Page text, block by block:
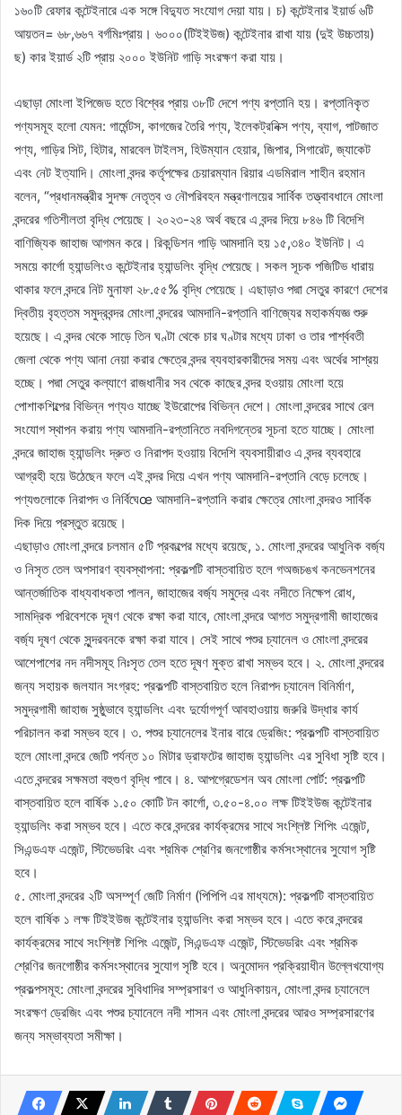
১৬০টি রেফার কন্টেইনারে এক সঙ্গে বিদ্যুত সংযোগ দেয়া যায়। চ) কন্টেইনার ইয়ার্ড ৬টি
আয়তন= ৬৮,৬৬৭ বর্গমিঃপ্রায়। ৬০০০(টিইইউজ) কন্টেইনার রাখা যায় (দুই উচ্চতায়)
ছ) কার ইয়ার্ড ২টি প্রায় ২০০০ ইউনিট গাড়ি সংরক্ষণ করা যায়।
এছাড়া মোংলা ইপিজেড হতে বিশ্বের প্রায় ৩৮টি দেশে পণ্য রপ্তানি হয়। রপ্তানিকৃত
পণ্যসমূহ হলো যেমন: গার্মেন্টস, কাগজের তৈরি পণ্য, ইলেকট্রনিক্স পণ্য, ব্যাগ, পাটজাত
পণ্য, গাড়ির সিট, হিটার, মারবেল টাইলস, হিউম্যান হেয়ার, জিপার, সিগারেট, জ্যাকেট
এবং নেট ইত্যাদি। মোংলা বন্দর কর্তৃপক্ষের চেয়ারম্যান রিয়ার এডমিরাল শাহীন রহমান
বলেন, “প্রধানমন্ত্রীর সুদক্ষ নেতৃত্ব ও নৌপরিবহন মন্ত্রণালয়ের সার্বিক তত্ত্বাবধানে মোংলা
বন্দরের গতিশীলতা বৃদ্ধি পেয়েছে। ২০২৩-২৪ অর্থ বছরে এ বন্দর দিয়ে ৮৪৬ টি বিদেশি
বাণিজ্যিক জাহাজ আগমন করে। রিকন্ডিশন গাড়ি আমদানি হয় ১৫,৩৪০ ইউনিট। এ
সময়ে কার্গো হ্যান্ডলিংও কন্টেইনার হ্যান্ডলিং বৃদ্ধি পেয়েছে। সকল সূচক পজিটিভ ধারায়
থাকার ফলে বন্দরে নিট মুনাফা ২৮.৫৫% বৃদ্ধি পেয়েছে। এছাড়াও পদ্মা সেতুর কারণে দেশের
দ্বিতীয় বৃহত্তম সমুদ্রবন্দর মোংলা বন্দরের আমদানি-রপ্তানি বাণিজ্যের মহাকর্মযজ্ঞ শুরু
হয়েছে। এ বন্দর থেকে সাড়ে তিন ঘণ্টা থেকে চার ঘণ্টার মধ্যে ঢাকা ও তার পার্শ্ববতী
জেলা থেকে পণ্য আনা নেয়া করার ক্ষেত্রে বন্দর ব্যবহারকারীদের সময় এবং অর্থের সাশ্রয়
হচ্ছে। পদ্মা সেতুর কল্যাণে রাজধানীর সব থেকে কাছের বন্দর হওয়ায় মোংলা হয়ে
পোশাকশিল্পের বিভিন্ন পণ্যও যাচ্ছে ইউরোপের বিভিন্ন দেশে। মোংলা বন্দরের সাথে রেল
সংযোগ স্থাপন করায় পণ্য আমদানি-রপ্তানিতে নবদিগন্তের সূচনা হতে যাচ্ছে। মোংলা
বন্দরে জাহাজ হ্যান্ডলিং দ্রুত ও নিরাপদ হওয়ায় বিদেশি ব্যবসায়ীরাও এ বন্দর ব্যবহারে
আগ্রহী হয়ে উঠেছেন ফলে এই বন্দর দিয়ে এখন পণ্য আমদানি-রপ্তানি বেড়ে চলেছে।
পণ্যগুলোকে নিরাপদ ও নির্বিঘেœ আমদানি-রপ্তানি করার ক্ষেত্রে মোংলা বন্দরও সার্বিক
দিক দিয়ে প্রস্তুত রয়েছে।
এছাড়াও মোংলা বন্দরে চলমান ৫টি প্রকল্পের মধ্যে রয়েছে, ১. মোংলা বন্দরের আধুনিক বর্জ্য
ও নিসৃত তেল অপসারণ ব্যবস্থাপনা: প্রকল্পটি বাস্তবায়িত হলে গঅজচঙখ কনভেনশনের
আন্তর্জাতিক বাধ্যবাধকতা পালন, জাহাজের বর্জ্য সমুদ্রে এবং নদীতে নিক্ষেপ রোধ,
সামদ্রিক পরিবেশকে দূষণ থেকে রক্ষা করা যাবে, মোংলা বন্দরে আগত সমুদ্রগামী জাহাজের
বর্জ্য দূষণ থেকে সুন্দরবনকে রক্ষা করা যাবে। সেই সাথে পশুর চ্যানেল ও মোংলা বন্দরের
আশেপাশের নদ নদীসমূহ নিঃসৃত তেল হতে দূষণ মুক্ত রাখা সম্ভব হবে। ২. মোংলা বন্দরের
জন্য সহায়ক জলযান সংগ্রহ: প্রকল্পটি বাস্তবায়িত হলে নিরাপদ চ্যানেল বিনির্মাণ,
সমুদ্রগামী জাহাজ সুষ্ঠুভাবে হ্যান্ডলিং এবং দুর্যোগপূর্ণ আবহাওয়ায় জরুরি উদ্ধার কার্য
পরিচালন করা সম্ভব হবে। ৩. পশুর চ্যানেলের ইনার বারে ড্রেজিং: প্রকল্পটি বাস্তবায়িত
হলে মোংলা বন্দরে জেটি পর্যন্ত ১০ মিটার ড্রাফটের জাহাজ হ্যান্ডলিং এর সুবিধা সৃষ্টি হবে।
এতে বন্দরের সক্ষমতা বহুগুণ বৃদ্ধি পাবে। ৪. আপগ্রেডেশন অব মোংলা পোর্ট: প্রকল্পটি
বাস্তবায়িত হলে বার্ষিক ১.৫০ কোটি টন কার্গো, ৩.৫০-৪.০০ লক্ষ টিইইউজ কন্টেইনার
হ্যান্ডলিং করা সম্ভব হবে। এতে করে বন্দরের কার্যক্রমের সাথে সংশ্লিষ্ট শিপিং এজেন্ট,
সিএন্ডএফ এজেন্ট, স্টিভেডরিং এবং শ্রমিক শ্রেণির জনগোষ্ঠীর কর্মসংস্থানের সুযোগ সৃষ্টি
হবে।
৫. মোংলা বন্দরের ২টি অসম্পূর্ণ জেটি নির্মাণ (পিপিপি এর মাধ্যমে): প্রকল্পটি বাস্তবায়িত
হলে বার্ষিক ১ লক্ষ টিইইউজ কন্টেইনার হ্যান্ডলিং করা সম্ভব হবে। এতে করে বন্দরের
কার্যক্রমের সাথে সংশ্লিষ্ট শিপিং এজেন্ট, সিএন্ডএফ এজেন্ট, স্টিভেডরিং এবং শ্রমিক
শ্রেণির জনগোষ্ঠীর কর্মসংস্থানের সুযোগ সৃষ্টি হবে। অনুমোদন প্রক্রিয়াধীন উল্লেখযোগ্য
প্রকল্পসমূহ: মোংলা বন্দরের সুবিধাদির সম্প্রসারণ ও আধুনিকায়ন, মোংলা বন্দর চ্যানেলে
সংরক্ষণ ড্রেজিং এবং পশুর চ্যানেলে নদী শাসন এবং মোংলা বন্দরের আরও সম্প্রসারণের
জন্য সম্ভাব্যতা সমীক্ষা।